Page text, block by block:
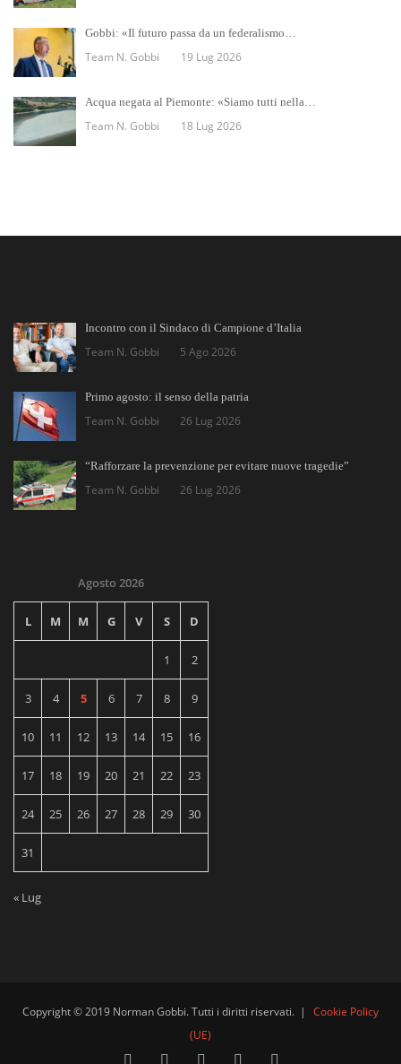
Gobbi: «Il futuro passa da un federalismo…
Team N. Gobbi 19 Lug 2026
Acqua negata al Piemonte: «Siamo tutti nella…
Team N. Gobbi 18 Lug 2026
Incontro con il Sindaco di Campione d’Italia
Team N. Gobbi 5 Ago 2026
Primo agosto: il senso della patria
Team N. Gobbi 26 Lug 2026
“Rafforzare la prevenzione per evitare nuove tragedie”
Team N. Gobbi 26 Lug 2026
Agosto 2026
L M M G V S D
1 2
3 4 5 6 7 8 9
10 11 12 13 14 15 16
17 18 19 20 21 22 23
24 25 26 27 28 29 30
31
« Lug
Copyright © 2019 Norman Gobbi. Tutti i diritti riservati. |
Cookie Policy
(UE)